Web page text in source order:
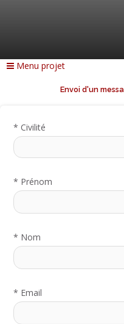
Menu projet
Envoi d'un
* Civilité
* Prénom
* Nom
* Email